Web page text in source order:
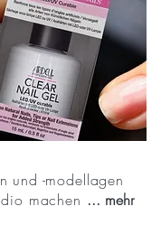
und -modellagen
machen ... mehr